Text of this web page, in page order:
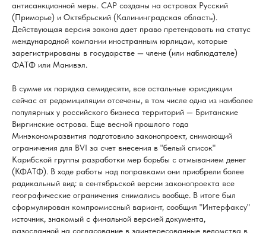
антисанкционной меры. САР созданы на островах Русский
(Приморье) и Октябрьский (Калининградская область).
Действующая версия закона дает право претендовать на статус
международной компании иностранным юрлицам, которые
зарегистрированы в государстве — члене (или наблюдателе)
ФАТФ или Манивэл.
В сумме их порядка семидесяти, все остальные юрисдикции
сейчас от редомициляции отсечены, в том числе одна из наиболее
популярных у российского бизнеса территорий — Британские
Виргинские острова. Еще весной прошлого года
Минэкономразвития подготовило законопроект, снимающий
ограничения для BVI за счет внесения в "белый список"
Карибской группы разработки мер борьбы с отмыванием денег
(КФАТФ). В ходе работы над поправками они приобрели более
радикальный вид: в сентябрьской версии законопроекта все
географические ограничения снимались вообще. В итоге был
сформулирован компромиссный вариант, сообщил "Интерфаксу"
источник, знакомый с финальной версией документа,
разосланной на согласование в заинтересованные ведомства в